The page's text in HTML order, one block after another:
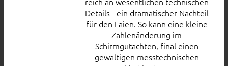
Details - ein dramatischer Nachteil
für den Laien. So kann eine kleine
Zahlenänderung im
Schirmgutachten, final einen
gewaltigen messtechnischen